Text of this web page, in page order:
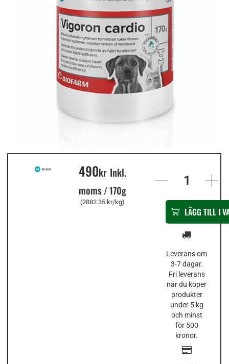
490kr Inkl.
moms/170g
(2882.35 kr/kg)
LÄGG TILL I
Leverans om
3-7 dagar.
Fri leverans
när du köper
produkter
under 5 kg
och minst
för 500
kronor.